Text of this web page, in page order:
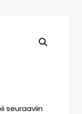
seuraaviin